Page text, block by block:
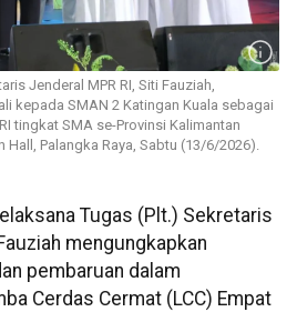
Jenderal MPR RI, Siti Fauziah,
kepada SMAN 2 Katingan Kuala sebagai
tingkat SMA se-Provinsi Kalimantan
Hall, Palangka Raya, Sabtu (13/6/2026).
Tugas (Plt.) Sekretaris
mengungkapkan
pembaruan dalam
Cerdas Cermat (LCC) Empat